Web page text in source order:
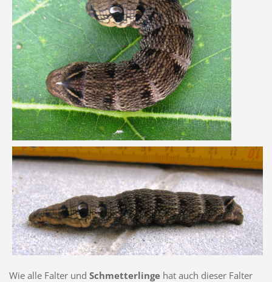
Wie alle Falter und Schmetterlinge hat auch dieser Falter